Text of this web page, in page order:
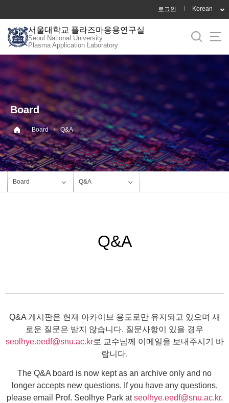
로
메
뉴
로그인 Korean
서울대학교 플라즈마응용연구실
Seoul National University
Plasma Application Laboratory
Board
· Board · Q&A
Board Q&A
Q&A
Q&A 게시판은 현재 아카이브 용도로만 유지되고 있으며 새
로운 질문은 받지 않습니다. 질문사항이 있을 경우
seolhye.eedf@snu.ac.kr로 교수님께 이메일을 보내주시기 바
랍니다.
The Q&A board is now kept as an archive only and no
longer accepts new questions. If you have any questions,
please email Prof. Seolhye Park atseolhye.eedf@snu.ac.kr.